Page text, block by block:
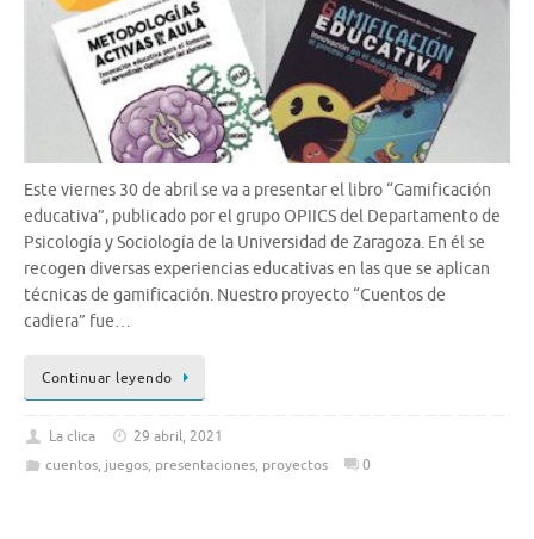
Este viernes 30 de abril se va a presentar el libro “Gamificación
educativa”, publicado por el grupo OPIICS del Departamento de
Psicología y Sociología de la Universidad de Zaragoza. En él se
recogen diversas experiencias educativas en las que se aplican
técnicas de gamificación. Nuestro proyecto “Cuentos de
cadiera” fue…
Continuar leyendo
La clica
29 abril, 2021
cuentos, juegos, presentaciones, proyectos 0